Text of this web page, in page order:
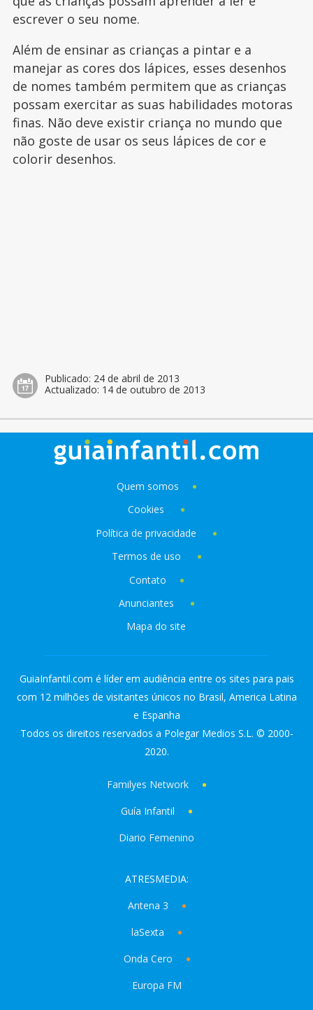
escrever o seu nome.
Além de ensinar as crianças a pintar e a
manejar as cores dos lápices, esses desenhos
de nomes também permitem que as crianças
possam exercitar as suas habilidades motoras
finas. Não deve existir criança no mundo que
não goste de usar os seus lápices de cor e
colorir desenhos.
Publicado: 24 de abril de 2013
Actualizado: 14 de outubro de 2013
Quem somos
Cookies
Política de privacidade
Termos de uso
Contato
Anunciantes
Mapa do site
GuiaInfantil.com é líder em audiência entre os sites para pais
com 12 milhões de visitantes únicos no Brasil, America Latina
e Espanha
Todos os direitos reservados a Polegar Medios S.L. © 2000-
2020.
Familyes Network
Guía Infantil
Diario Femenino
ATRESMEDIA:
Antena 3
laSexta
Onda Cero
Europa FM